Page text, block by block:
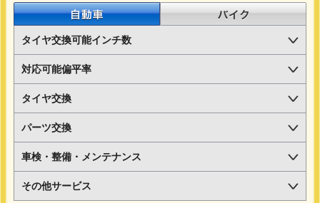
自動車
タイヤ交換可能インチ数
対応可能偏平率
タイヤ交換
パーツ交換
車検・整備・メンテナンス
その他サービス